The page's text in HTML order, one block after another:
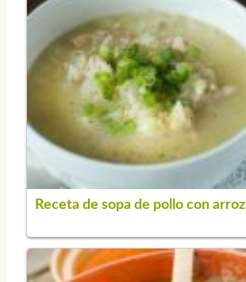
Receta de sopa de pollo con arroz